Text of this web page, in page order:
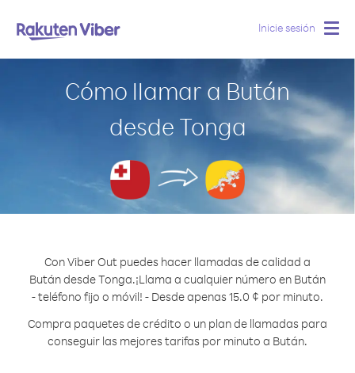
Inicie sesión
Cómo llamar a Bután
desde Tonga
Con Viber Out puedes hacer llamadas de calidad a
Bután desde Tonga.¡Llama a cualquier número en Bután
- teléfono fijo o móvil! - Desde apenas 15.0 ¢ por minuto.
Compra paquetes de crédito o un plan de llamadas para
conseguir las mejores tarifas por minuto a Bután.